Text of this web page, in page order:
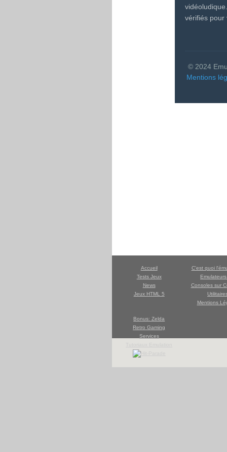
vérifiés pour
© 2024
Mentions
Accueil
Tests Jeux
News
Jeux HTML 5
C'est quoi
Consoles sur
Mentions
Bonus: Zelda
Retro Gaming
Services